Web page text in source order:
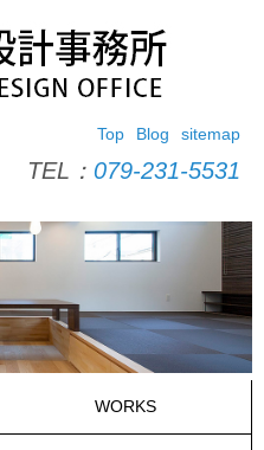
sitemap
Blog
Top
TEL： 079-231-5531
WORKS